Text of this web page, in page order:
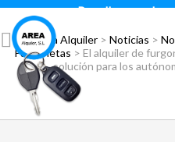
Para llamar
Área Alquiler> Noticias >
Furgonetas > El alquiler de
solución para los